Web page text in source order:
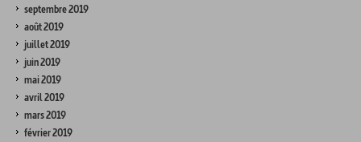
septembre 2019
août 2019
juillet 2019
juin 2019
mai 2019
avril 2019
mars 2019
février 2019